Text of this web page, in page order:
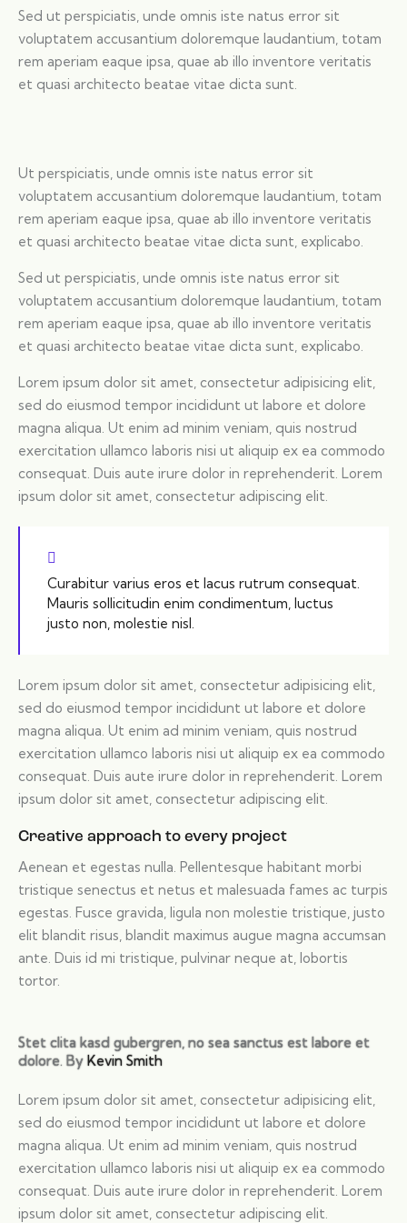
Sed ut perspiciatis, unde omnis iste natus error sit
voluptatem accusantium doloremque laudantium, totam
rem aperiam eaque ipsa, quae ab illo inventore veritatis
et quasi architecto beatae vitae dicta sunt.
Ut perspiciatis, unde omnis iste natus error sit
voluptatem accusantium doloremque laudantium, totam
rem aperiam eaque ipsa, quae ab illo inventore veritatis
et quasi architecto beatae vitae dicta sunt, explicabo.
Sed ut perspiciatis, unde omnis iste natus error sit
voluptatem accusantium doloremque laudantium, totam
rem aperiam eaque ipsa, quae ab illo inventore veritatis
et quasi architecto beatae vitae dicta sunt, explicabo.
Lorem ipsum dolor sit amet, consectetur adipisicing elit,
sed do eiusmod tempor incididunt ut labore et dolore
magna aliqua. Ut enim ad minim veniam, quis nostrud
exercitation ullamco laboris nisi ut aliquip ex ea commodo
consequat. Duis aute irure dolor in reprehenderit. Lorem
ipsum dolor sit amet, consectetur adipiscing elit.
Curabitur varius eros et lacus rutrum consequat.
Mauris sollicitudin enim condimentum, luctus
justo non, molestie nisl.
Lorem ipsum dolor sit amet, consectetur adipisicing elit,
sed do eiusmod tempor incididunt ut labore et dolore
magna aliqua. Ut enim ad minim veniam, quis nostrud
exercitation ullamco laboris nisi ut aliquip ex ea commodo
consequat. Duis aute irure dolor in reprehenderit. Lorem
ipsum dolor sit amet, consectetur adipiscing elit.
Creative approach to every project
Aenean et egestas nulla. Pellentesque habitant morbi
tristique senectus et netus et malesuada fames ac turpis
egestas. Fusce gravida, ligula non molestie tristique, justo
elit blandit risus, blandit maximus augue magna accumsan
ante. Duis id mi tristique, pulvinar neque at, lobortis
tortor.
Stet clita kasd gubergren, no sea sanctus est labore et
dolore. By Kevin Smith
Lorem ipsum dolor sit amet, consectetur adipisicing elit,
sed do eiusmod tempor incididunt ut labore et dolore
magna aliqua. Ut enim ad minim veniam, quis nostrud
exercitation ullamco laboris nisi ut aliquip ex ea commodo
consequat. Duis aute irure dolor in reprehenderit. Lorem
ipsum dolor sit amet, consectetur adipiscing elit.